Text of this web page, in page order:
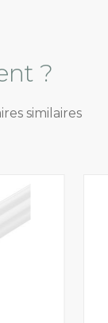
?
similaires